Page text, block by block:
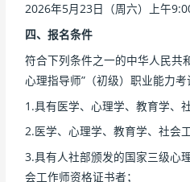
2026年5月23日（周六）上午
四、报名条件
符合下列条件之一的中华人民共
心理指导师”（初级）职业能力考
1.具有医学、心理学、教育学、
2.医学、心理学、教育学、社会
3.具有人社部颁发的国家三级心
会工作师资格证书者；